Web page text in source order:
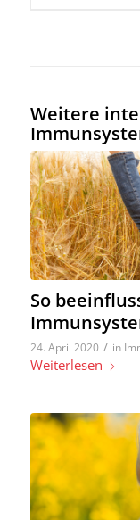
Weitere
So
24. April 2020 / in
Weiterlesen